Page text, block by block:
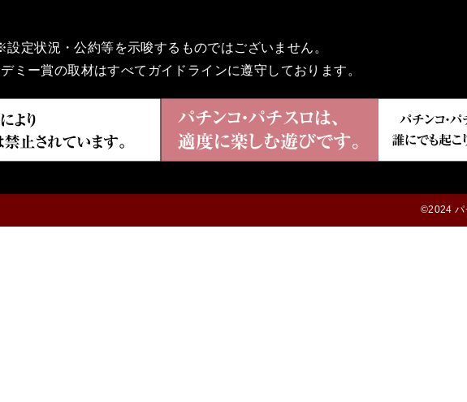
設定状況・公約等を示唆するものではございません。
ミー賞の取材はすべてガイドラインに遵守しております。
©2024 パ